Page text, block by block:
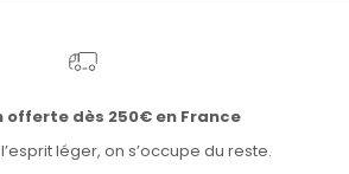
offerte dès 250€ en France
léger, on s’occupe du reste.